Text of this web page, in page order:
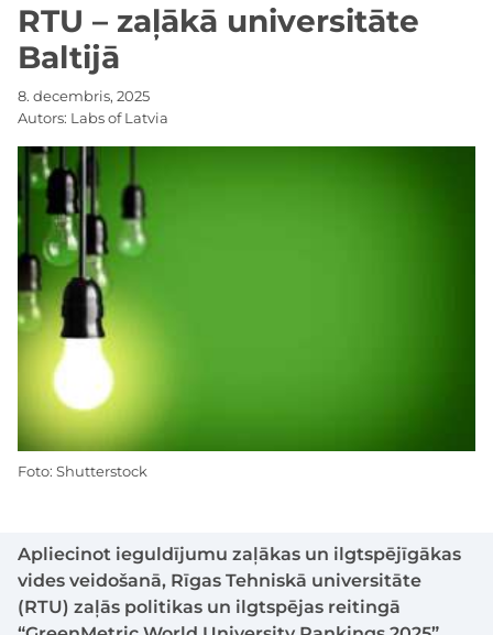
RTU – zaļākā universitāte
Baltijā
8. decembris, 2025
Autors: Labs of Latvia
Apliecinot ieguldījumu zaļākas un ilgtspējīgākas
vides veidošanā, Rīgas Tehniskā universitāte
(RTU) zaļās politikas un ilgtspējas reitingā
Foto: Shutterstock